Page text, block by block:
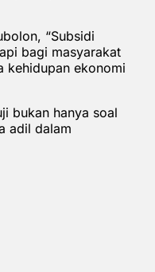
“Subsidi
bagi masyarakat
kehidupan ekonomi
bukan hanya soal
adil dalam